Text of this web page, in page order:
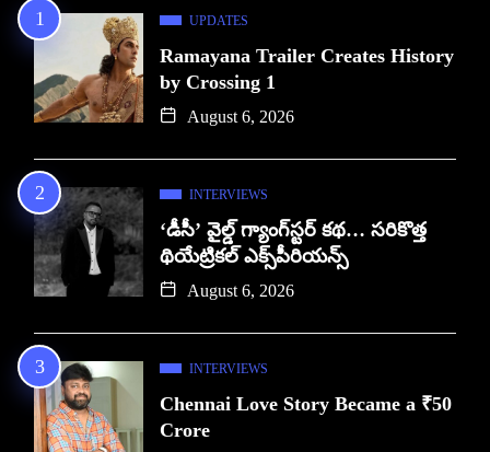
UPDATES
Ramayana Trailer Creates History
by Crossing 1
August 6, 2026
INTERVIEWS
‘డీసీ’ వైల్డ్ గ్యాంగ్‌స్టర్ కథ… సరికొత్త
థియేట్రికల్ ఎక్స్‌పీరియన్స్
August 6, 2026
INTERVIEWS
Chennai Love Story Became a ₹50
Crore